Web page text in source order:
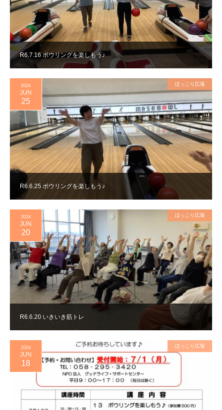
R6.7.16 ボウリングを楽しもう♪
R6.6.25 ボウリングを楽しもう♪
2024
JUN
25
ほっこり広場
R6.6.20 いきいき筋トレ
2024
JUN
20
ほっこり広場
2024
JUN
18
ほっこり広場